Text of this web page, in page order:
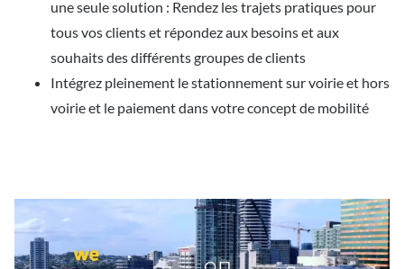
une seule solution : Rendez les trajets pratiques pour
tous vos clients et répondez aux besoins et aux
souhaits des différents groupes de clients
Intégrez pleinement le stationnement sur voirie et hors
voirie et le paiement dans votre concept de mobilité